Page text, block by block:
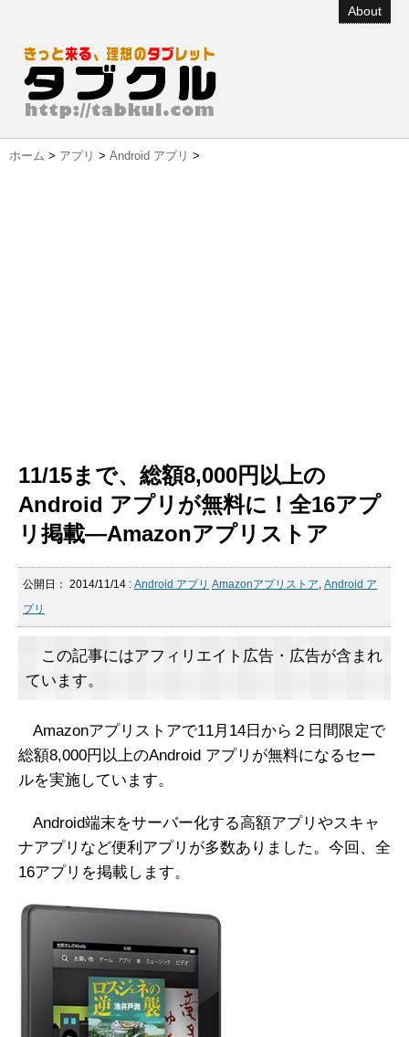
About
ホーム > アプリ > Android アプリ >
11/15まで、総額8,000円以上の
Android アプリが無料に！全16アプ
リ掲載―Amazonアプリストア
公開日： 2014/11/14 : Android アプリ Amazonアプリストア, Android ア
プリ
この記事にはアフィリエイト広告・広告が含まれ
ています。
Amazonアプリストアで11月14日から２日間限定で
総額8,000円以上のAndroid アプリが無料になるセー
ルを実施しています。
Android端末をサーバー化する高額アプリやスキャ
ナアプリなど便利アプリが多数ありました。今回、全
16アプリを掲載します。